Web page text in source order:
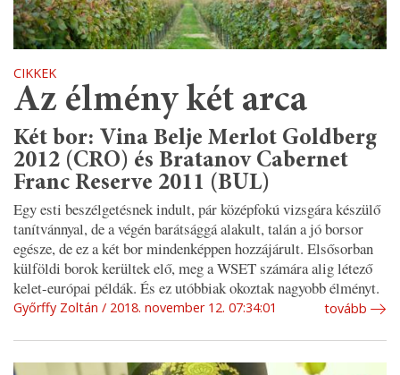
CIKKEK
Az élmény két arca
Két bor: Vina Belje Merlot Goldberg
2012 (CRO) és Bratanov Cabernet
Franc Reserve 2011 (BUL)
Egy esti beszélgetésnek indult, pár középfokú vizsgára készülő
tanítvánnyal, de a végén barátsággá alakult, talán a jó borsor
egésze, de ez a két bor mindenképpen hozzájárult. Elsősorban
külföldi borok kerültek elő, meg a WSET számára alig létező
kelet-európai példák. És ez utóbbiak okoztak nagyobb élményt.
Győrffy Zoltán 2018. november 12. 07:34:01 tovább